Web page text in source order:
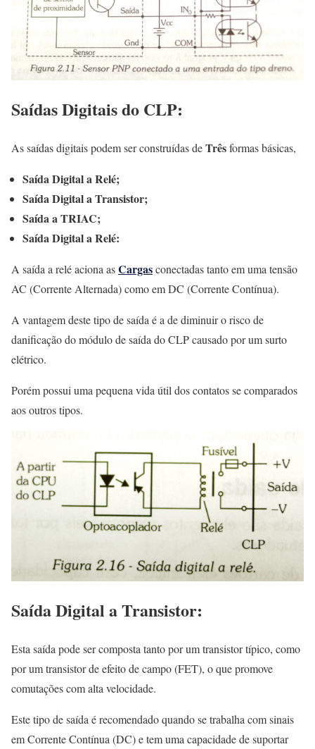
Saídas Digitaisdo CLP:
As saídas digitais podem ser construídas deTrêsformas básicas,
Saída Digital a Relé;
Saída Digital a Transistor;
Saída a TRIAC;
Saída Digital a Relé:
A saída a relé aciona asCargasconectadas tanto em uma tensão
AC (Corrente Alternada) como em DC (Corrente Contínua).
A vantagem deste tipo de saída é a de diminuir o risco de
danificação do módulo de saída do CLP causado por um surto
elétrico.
Porém possui uma pequena vida útil dos contatos se comparados
aos outros tipos.
Saída Digital a Transistor:
Esta saída pode ser composta tanto por um transistor típico, como
por um transistor de efeito de campo (FET), o que promove
comutações com alta velocidade.
Este tipo de saída é recomendado quando se trabalha com sinais
em Corrente Contínua (DC) e tem uma capacidade de suportar